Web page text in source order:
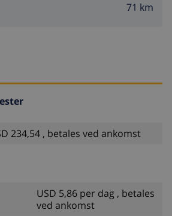
71 km
234,54 , betales ved ankomst
USD 5,86 per dag , betales
ved ankomst